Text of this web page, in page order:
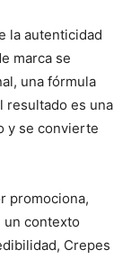
la autenticidad
marca se
una fórmula
resultado es una
y se convierte
promociona,
un contexto
Crepes